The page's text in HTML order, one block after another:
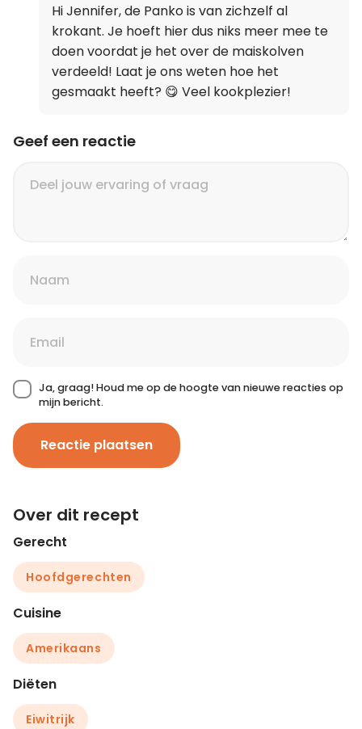
Hi Jennifer, de Panko is van zichzelf al
krokant. Je hoeft hier dus niks meer mee te
doen voordat je het over de maiskolven
verdeeld! Laat je ons weten hoe het
gesmaakt heeft? 😋 Veel kookplezier!
Geef een reactie
Ja, graag! Houd me op de hoogte van nieuwe reacties op
mijn bericht.
Reactie plaatsen
Over dit recept
Gerecht
Hoofdgerechten
Cuisine
Amerikaans
Diëten
Eiwitrijk